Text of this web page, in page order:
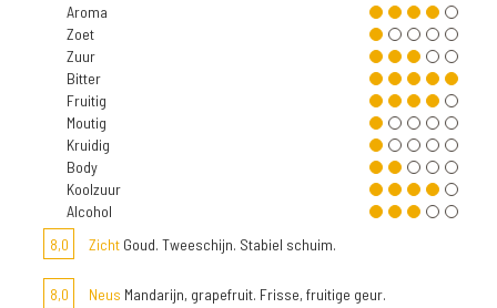
Aroma
Zoet
Zuur
Bitter
Fruitig
Moutig
Kruidig
Body
Koolzuur
Alcohol
8,0
Zicht Goud. Tweeschijn. Stabiel schuim.
8,0 Neus Mandarijn, grapefruit. Frisse, fruitige geur.